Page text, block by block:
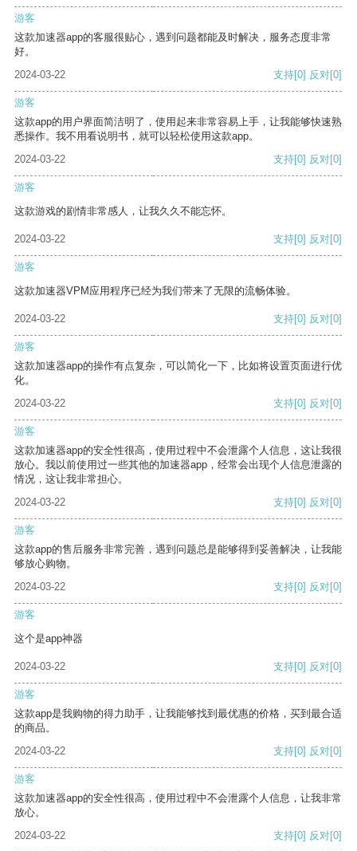
游客
这款加速器app的客服很贴心，遇到问题都能及时解决，服务态度非常
好。
2024-03-22
支持[0] 反对[0]
游客
这款app的用户界面简洁明了，使用起来非常容易上手，让我能够快速熟
悉操作。我不用看说明书，就可以轻松使用这款app。
2024-03-22
支持[0] 反对[0]
游客
这款游戏的剧情非常感人，让我久久不能忘怀。
2024-03-22 支持[0] 反对[0]
游客
这款加速器VPM应用程序已经为我们带来了无限的流畅体验。
2024-03-22 支持[0] 反对[0]
游客
这款加速器app的操作有点复杂，可以简化一下，比如将设置页面进行优
化。
2024-03-22
支持[0] 反对[0]
游客
这款加速器app的安全性很高，使用过程中不会泄露个人信息，这让我很
放心。我以前使用过一些其他的加速器app，经常会出现个人信息泄露的
情况，这让我非常担心。
2024-03-22
支持[0] 反对[0]
游客
这款app的售后服务非常完善，遇到问题总是能够得到妥善解决，让我能
够放心购物。
2024-03-22
支持[0] 反对[0]
游客
这个是app神器
2024-03-22 支持[0] 反对[0]
游客
这款app是我购物的得力助手，让我能够找到最优惠的价格，买到最合适
的商品。
2024-03-22
支持[0] 反对[0]
游客
这款加速器app的安全性很高，使用过程中不会泄露个人信息，让我非常
放心。
2024-03-22
支持[0] 反对[0]